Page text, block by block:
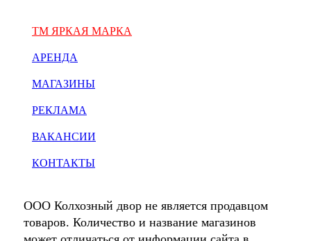
ТМ ЯРКАЯ МАРКА
АРЕНДА
МАГАЗИНЫ
РЕКЛАМА
ВАКАНСИИ
КОНТАКТЫ
ООО Колхозный двор не является продавцом
товаров. Количество и название магазинов